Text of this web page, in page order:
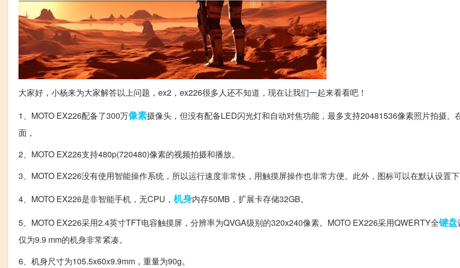
大家好，小杨来为大家解答以上问题，ex2，ex226很多人还不知道，现在让我们一起来看看吧！
1、MOTO EX226配备了300万像素摄像头，但没有配备LED闪光灯和自动对焦功能，最多支持20481536像素照片拍摄。
面，
2、MOTO EX226支持480p(720480)像素的视频拍摄和播放。
3、MOTO EX226没有使用智能操作系统，所以运行速度非常快，用触摸屏操作也非常方便。此外，图标可以在默认设置
4、MOTO EX226是非智能手机，无CPU， 机身内存50MB，扩展卡存储32GB。
5、MOTO EX226采用2.4英寸TFT电容触摸屏，分辨率为QVGA级别的320x240像素。MOTO EX226采用QWERTY全键盘
仅为9.9 mm的机身非常紧凑。
6、机身尺寸为105.5x60x9.9mm，重量为90g。